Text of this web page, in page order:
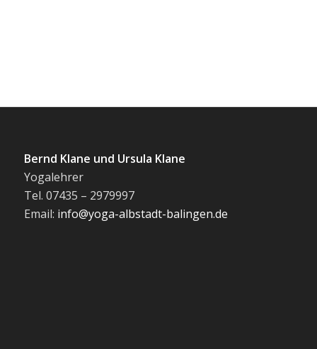
Bernd Klane und Ursula Klane
Yogalehrer
Tel. 07435 – 2979997
Email: info@yoga-albstadt-balingen.de